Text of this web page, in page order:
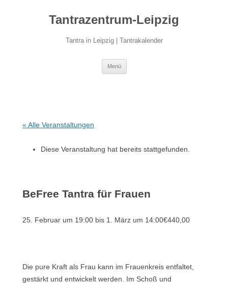
Tantrazentrum-Leipzig
Tantra in Leipzig | Tantrakalender
Menü
« Alle Veranstaltungen
Diese Veranstaltung hat bereits stattgefunden.
BeFree Tantra für Frauen
25. Februar um 19:00 bis 1. März um 14:00€440,00
Die pure Kraft als Frau kann im Frauenkreis entfaltet,
gestärkt und entwickelt werden. Im Schoß und